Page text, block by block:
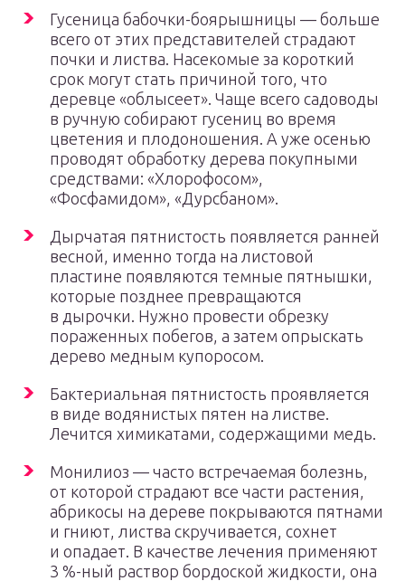
Гусеница бабочки-боярышницы — больше
всего от этих представителей страдают
почки и листва. Насекомые за короткий
срок могут стать причиной того, что
деревце «облысеет». Чаще всего садоводы
в ручную собирают гусениц во время
цветения и плодоношения. А уже осенью
проводят обработку дерева покупными
средствами: «Хлорофосом»,
«Фосфамидом», «Дурсбаном».
Дырчатая пятнистость появляется ранней
весной, именно тогда на листовой
пластине появляются темные пятнышки,
которые позднее превращаются
в дырочки. Нужно провести обрезку
пораженных побегов, а затем опрыскать
дерево медным купоросом.
Бактериальная пятнистость проявляется
в виде водянистых пятен на листве.
Лечится химикатами, содержащими медь.
Монилиоз — часто встречаемая болезнь,
от которой страдают все части растения,
абрикосы на дереве покрываются пятнами
и гниют, листва скручивается, сохнет
и опадает. В качестве лечения применяют
3 %-ный раствор бордоской жидкости, она